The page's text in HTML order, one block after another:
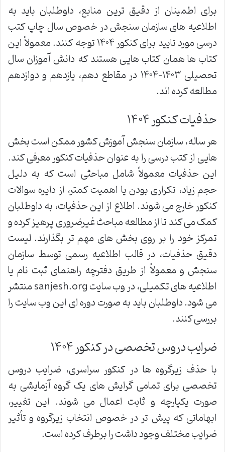
برای اطمینان از دقیق ترین منابع، داوطلبان باید به
اطلاعیه های سازمان سنجش در خصوص سال چاپ کتب
درسی مورد تایید برای کنکور ۱۴۰۴ توجه کنند. معمولاً این
کتاب ها همان کتاب هایی هستند که دانش آموزان سال
تحصیلی ۱۴۰۳-۱۴۰۴ در مقاطع دهم، یازدهم و دوازدهم
مطالعه کرده اند.
حذفیات کنکور ۱۴۰۴
هر ساله، سازمان سنجش آموزش کشور ممکن است بخش
هایی از کتب درسی را به عنوان حذفیات کنکور معرفی کند.
این حذفیات معمولاً شامل مباحثی است که به دلیل
حجم زیاد، تکراری بودن یا اهمیت کمتر، از دایره سوالات
کنکور خارج می شوند. اطلاع از این حذفیات، به داوطلبان
کمک می کند تا از مطالعه مباحث غیرضروری پرهیز کرده و
تمرکز خود را بر روی بخش های مهم تر بگذارند. لیست
دقیق حذفیات، در قالب اطلاعیه رسمی توسط سازمان
سنجش و معمولاً از طریق دفترچه راهنمای ثبت نام یا
اطلاعیه های تکمیلی، در وب سایت sanjesh.org منتشر
می شود. داوطلبان باید به صورت دوره ای این وب سایت را
بررسی کنند.
ضرایب دروس تخصصی در کنکور ۱۴۰۴
با حذف زیرگروه ها در کنکور سراسری، ضرایب دروس
تخصصی برای تمامی گرایش های یک گروه آزمایشی به
صورت یکپارچه و ثابت اعمال می شوند. این تغییر،
ابهاماتی که پیش تر در خصوص انتخاب زیرگروه و تأثیر
ضرایب مختلف وجود داشت را برطرف کرده است.